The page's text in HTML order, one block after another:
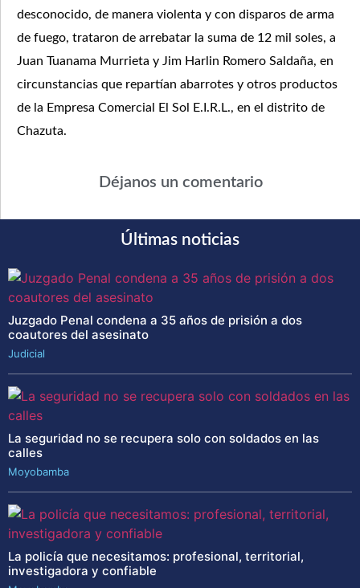
desconocido, de manera violenta y con disparos de arma
de fuego, trataron de arrebatar la suma de 12 mil soles, a
Juan Tuanama Murrieta y Jim Harlin Romero Saldaña, en
circunstancias que repartían abarrotes y otros productos
de la Empresa Comercial El Sol E.I.R.L., en el distrito de
Chazuta.
Déjanos un comentario
Últimas noticias
Juzgado Penal condena a 35 años de prisión a dos
coautores del asesinato
Judicial
La seguridad no se recupera solo con soldados en las
calles
Moyobamba
La policía que necesitamos: profesional, territorial,
investigadora y confiable